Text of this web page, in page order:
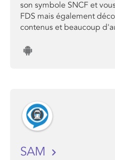
son symbole SNCF et
FDS mais également
contenus et beaucoup
SAM